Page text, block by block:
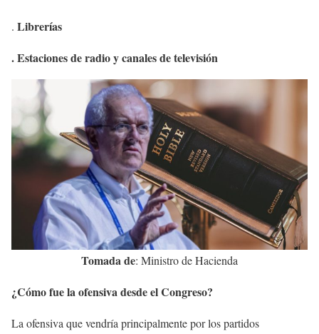
. Librerías
. Estaciones de radio y canales de televisión
Tomada de: Ministro de Hacienda
¿Cómo fue la ofensiva desde el Congreso?
La ofensiva que vendría principalmente por los partidos